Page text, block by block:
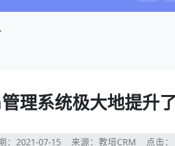
理系统极大地提升
：2021-07-15来源：教培CRM 点击：